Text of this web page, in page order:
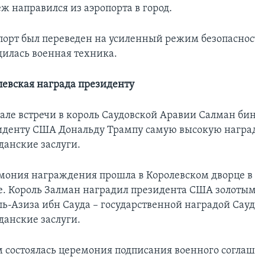
направился из аэропорта в город.
был переведен на усиленный режим
военная техника.
награда президенту
встречи в король Саудовской Аравии Салман
США Дональду Трампу самую высокую
заслуги.
награждения прошла в Королевском дворце в
Король Залман наградил президента США
Азиза ибн Сауда – государственной наградой
заслуги.
состоялась церемония подписания военного